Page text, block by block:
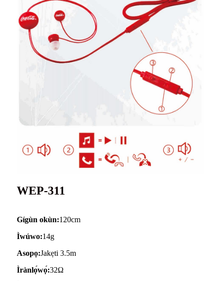
WEP-311
Gígùn okùn:120cm
Ìwúwo:14g
Asopọ:Jakẹti 3.5m
Ìrànlọ́wọ́:32Ω